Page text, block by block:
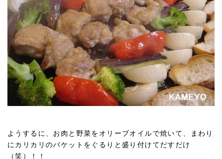
ようするに、お肉と野菜をオリーブオイルで焼いて、まわり
にカリカリのバケットをぐるりと盛り付けてだすだけ
（笑）！！